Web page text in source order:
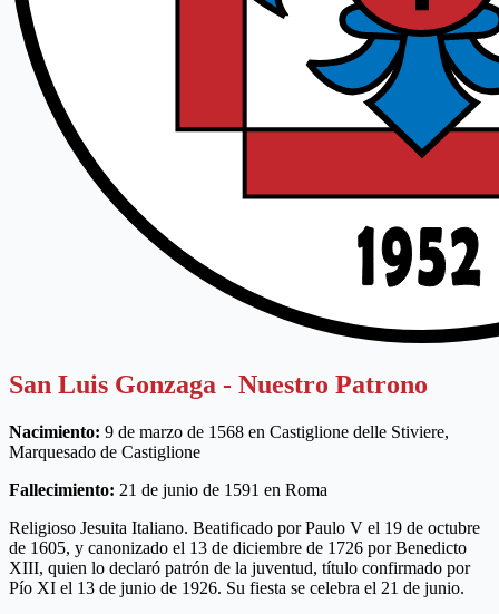
San Luis Gonzaga - Nuestro Patrono
Nacimiento: 9 de marzo de 1568 en Castiglione delle Stiviere,
Marquesado de Castiglione
Fallecimiento: 21 de junio de 1591 en Roma
Religioso Jesuita Italiano. Beatificado por Paulo V el 19 de octubre
de 1605, y canonizado el 13 de diciembre de 1726 por Benedicto
XIII, quien lo declaró patrón de la juventud, título confirmado por
Pío XI el 13 de junio de 1926. Su fiesta se celebra el 21 de junio.